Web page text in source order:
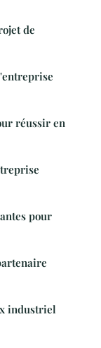
de
réussir en
pour
industriel